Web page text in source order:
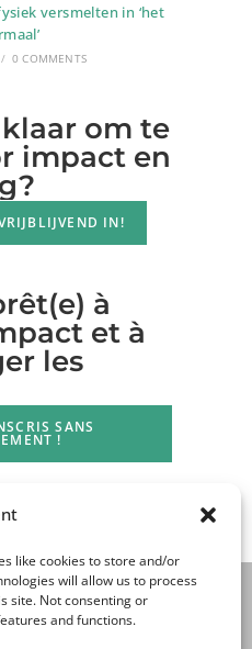
like cookies to store and/or
will allow us to process
site. Not consenting or
and functions.
versmelten in ‘het
/ 0 COMMENTS
om te
impact en
IN!
à
et à
les
SANS
!